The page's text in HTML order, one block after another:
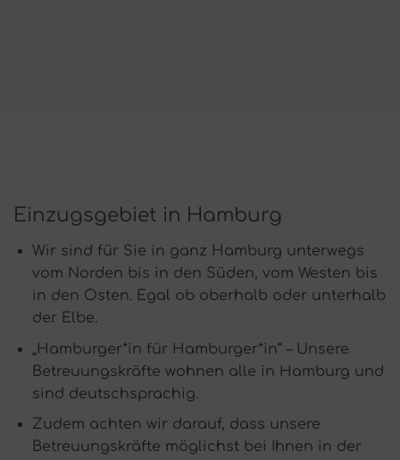
Einzugsgebiet in Hamburg
Wir sind für Sie in ganz Hamburg unterwegs
vom Norden bis in den Süden, vom Westen bis
in den Osten. Egal ob oberhalb oder unterhalb
der Elbe.
„Hamburger*in für Hamburger*in“ – Unsere
Betreuungskräfte wohnen alle in Hamburg und
sind deutschsprachig.
Zudem achten wir darauf, dass unsere
Betreuungskräfte möglichst bei Ihnen in der